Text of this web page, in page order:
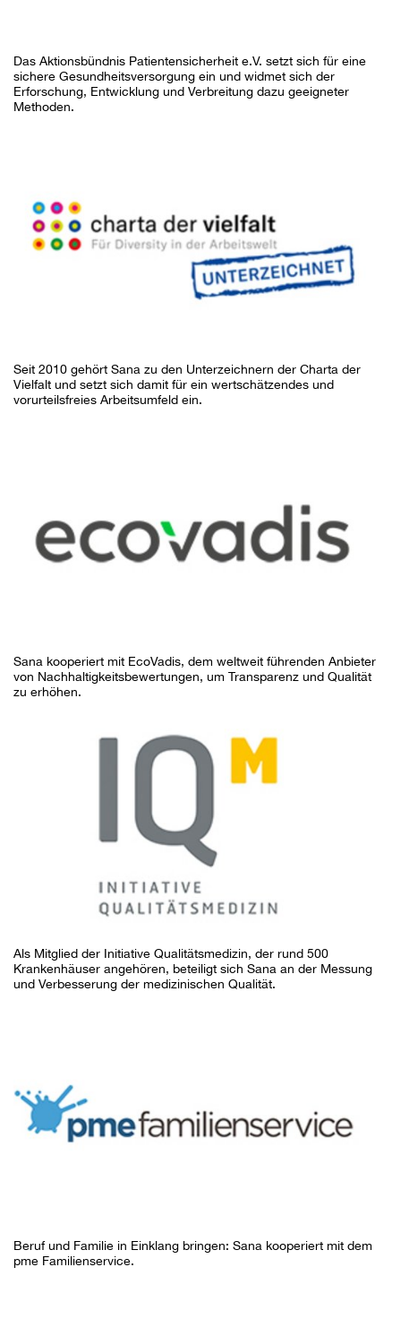
Das Aktionsbündnis Patientensicherheit e.V. setzt sich für eine
sichere Gesundheitsversorgung ein und widmet sich der
Erforschung, Entwicklung und Verbreitung dazu geeigneter
Methoden.
Seit 2010 gehört Sana zu den Unterzeichnern der Charta der
Vielfalt und setzt sich damit für ein wertschätzendes und
vorurteilsfreies Arbeitsumfeld ein.
Sana kooperiert mit EcoVadis, dem weltweit führenden Anbieter
von Nachhaltigkeitsbewertungen, um Transparenz und Qualität
zu erhöhen.
Als Mitglied der Initiative Qualitätsmedizin, der rund 500
Krankenhäuser angehören, beteiligt sich Sana an der Messung
und Verbesserung der medizinischen Qualität.
Beruf und Familie in Einklang bringen: Sana kooperiert mit dem
pme Familienservice.